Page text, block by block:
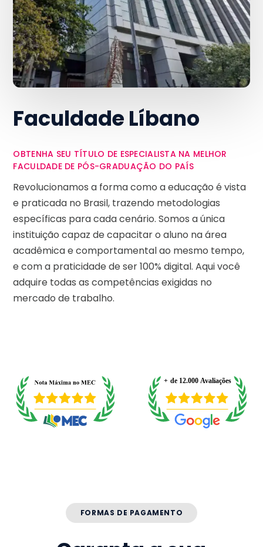
Faculdade Líbano
OBTENHA SEU TÍTULO DE ESPECIALISTA NA MELHOR
FACULDADE DE PÓS-GRADUAÇÃO DO PAÍS
Revolucionamos a forma como a educação é vista
e praticada no Brasil, trazendo metodologias
específicas para cada cenário. Somos a única
instituição capaz de capacitar o aluno na área
acadêmica e comportamental ao mesmo tempo,
e com a praticidade de ser 100% digital. Aqui você
adquire todas as competências exigidas no
mercado de trabalho.
FORMAS DE PAGAMENTO